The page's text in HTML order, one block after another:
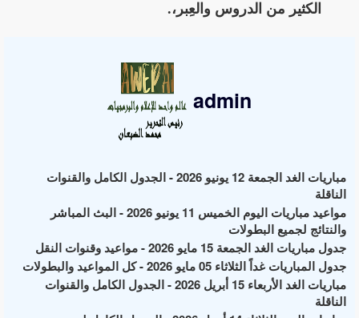
الكثير من الدروس والعِبر،.
admin
مباريات الغد الجمعة 12 يونيو 2026 - الجدول الكامل والقنوات
الناقلة
مواعيد مباريات اليوم الخميس 11 يونيو 2026 - البث المباشر
والنتائج لجميع البطولات
جدول مباريات الغد الجمعة 15 مايو 2026 - مواعيد وقنوات النقل
جدول المباريات غداً الثلاثاء 05 مايو 2026 - كل المواعيد والبطولات
مباريات الغد الأربعاء 15 أبريل 2026 - الجدول الكامل والقنوات
الناقلة